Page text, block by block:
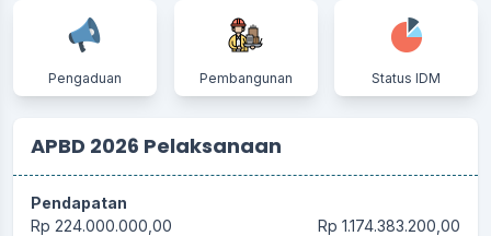
Pengaduan Pembangunan Status IDM
APBD 2026 Pelaksanaan
Pendapatan
Rp 224.000.000,00
Rp 1.174.383.200,00